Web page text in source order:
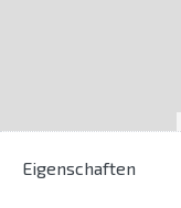
Eigenschaften